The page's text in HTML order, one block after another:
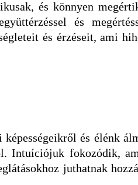
és könnyen
és
és érzéseit, ami
és élénk
Intuíciójuk fokozódik,
juthatnak